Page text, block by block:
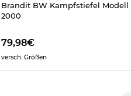
Brandit BW Kampfstiefel Modell
2000
79,98€
versch. Größen